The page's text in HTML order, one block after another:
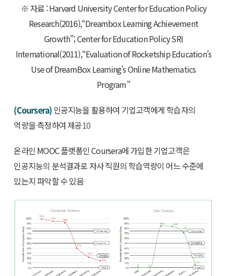
※ 자료 : Harvard University Center for Education Policy
Research(2016),“Dreambox Learning Achievement
Growth”; Center for Education Policy SRI
International(2011),“Evaluation of Rocketship Education’s
Use of DreamBox Learning’s Online Mathematics
Program”
(Coursera) 인공지능을 활용하여 기업고객에게 학습자의
역량을 측정하여 제공10
온라인 MOOC 플랫폼인 Coursera에 가입한 기업고객은
인공지능의 분석결과로 자사 직원의 학습역량이 어느 수준에
있는지 파악할 수 있음